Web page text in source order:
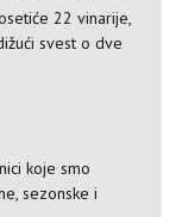
22 vinarije,
svest o dve
koje smo
sezonske i